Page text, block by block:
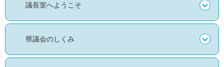
議長室へようこそ
県議会のしくみ